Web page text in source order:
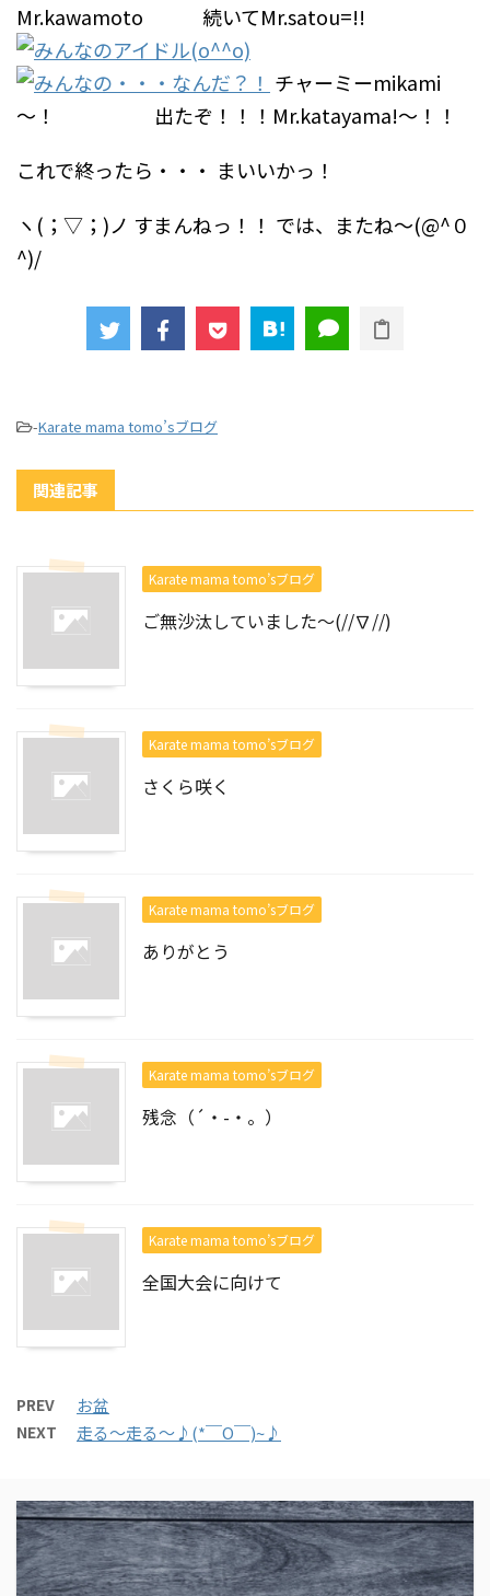
Mr.kawamoto 続いてMr.satou=!!
チャーミーmikami
～！ 出たぞ！！！Mr.katayama!～！！
これで終ったら・・・ まいいかっ！
ヽ(；▽；)ノ すまんねっ！！ では、またね～(@^０
^)/
-Karate mama tomo’sブログ
関連記事
Karate mama tomo’sブログ
ご無沙汰していました～(//∇//)
Karate mama tomo’sブログ
さくら咲く
Karate mama tomo’sブログ
ありがとう
Karate mama tomo’sブログ
残念（´・-・。）
Karate mama tomo’sブログ
全国大会に向けて
PREV お盆
NEXT 走る～走る～♪(*￣O￣)~♪